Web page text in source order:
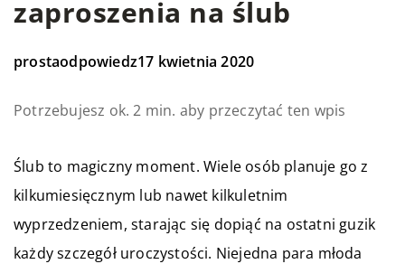
zaproszenia na ślub
prostaodpowiedz17 kwietnia 2020
Potrzebujesz ok. 2 min. aby przeczytać ten wpis
Ślub to magiczny moment. Wiele osób planuje go z
kilkumiesięcznym lub nawet kilkuletnim
wyprzedzeniem, starając się dopiąć na ostatni guzik
każdy szczegół uroczystości. Niejedna para młoda